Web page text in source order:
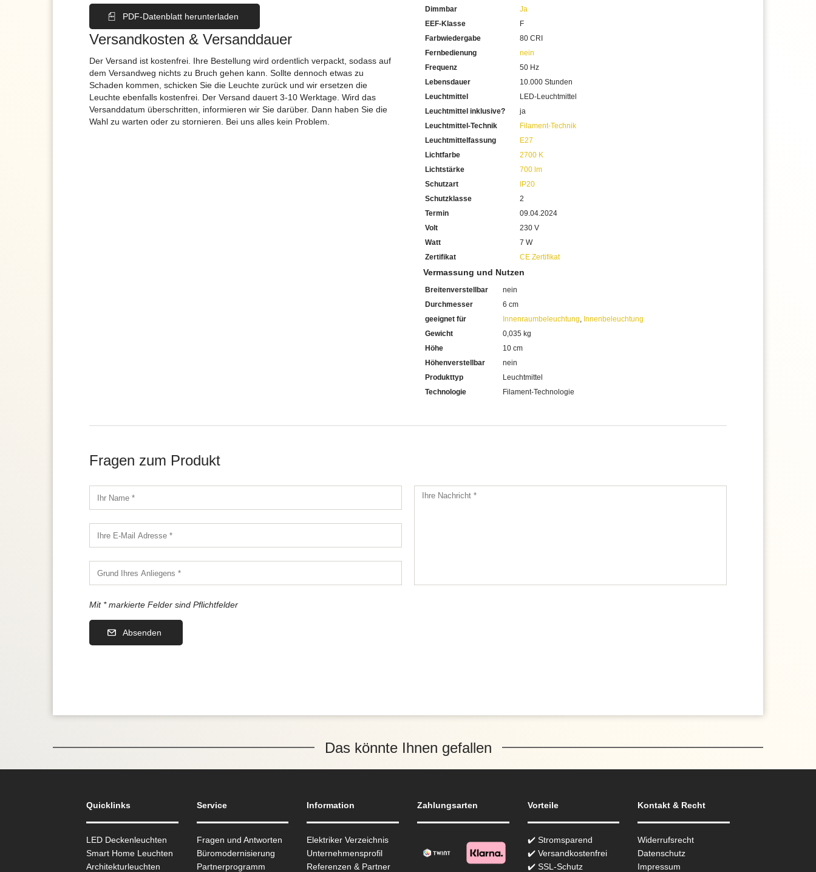
PDF-Datenblatt herunterladen
Versandkosten & Versanddauer
Der Versand ist kostenfrei. Ihre Bestellung wird ordentlich verpackt, sodass auf
dem Versandweg nichts zu Bruch gehen kann. Sollte dennoch etwas zu
Schaden kommen, schicken Sie die Leuchte zurück und wir ersetzen die
Leuchte ebenfalls kostenfrei. Der Versand dauert 3-10 Werktage. Wird das
Versanddatum überschritten, informieren wir Sie darüber. Dann haben Sie die
Wahl zu warten oder zu stornieren. Bei uns alles kein Problem.
Dimmbar
Ja
EEF-Klasse
F
Farbwiedergabe
80 CRI
Fernbedienung
nein
Frequenz
50 Hz
Lebensdauer
10.000 Stunden
Leuchtmittel
LED-Leuchtmittel
Leuchtmittel inklusive?
ja
Leuchtmittel-Technik
Filament-Technik
Leuchtmittelfassung
E27
Lichtfarbe
2700 K
Lichtstärke
700 lm
Schutzart
IP20
Schutzklasse
2
Termin
09.04.2024
Volt
230 V
Watt
7 W
Zertifikat
CE Zertifikat
Vermassung und Nutzen
Breitenverstellbar
nein
Durchmesser
6 cm
geeignet für
Innenraumbeleuchtung, Innenbeleuchtung
Gewicht
0,035 kg
Höhe
10 cm
Höhenverstellbar
nein
Produkttyp
Leuchtmittel
Technologie
Filament-Technologie
Fragen zum Produkt
Mit * markierte Felder sind Pflichtfelder
Absenden
Das könnte Ihnen gefallen
Quicklinks
LED Deckenleuchten
Smart Home Leuchten
Architekturleuchten
Service
Fragen und Antworten
Büromodernisierung
Partnerprogramm
Information
Elektriker Verzeichnis
Unternehmensprofil
Referenzen & Partner
Zahlungsarten Vorteile
✔️ Stromsparend
✔️ Versandkostenfrei
✔️ SSL-Schutz
Kontakt & Recht
Widerrufsrecht
Datenschutz
Impressum